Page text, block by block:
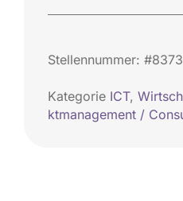
Stellennummer: #8373
Kategorie ICT,
ktmanagement /